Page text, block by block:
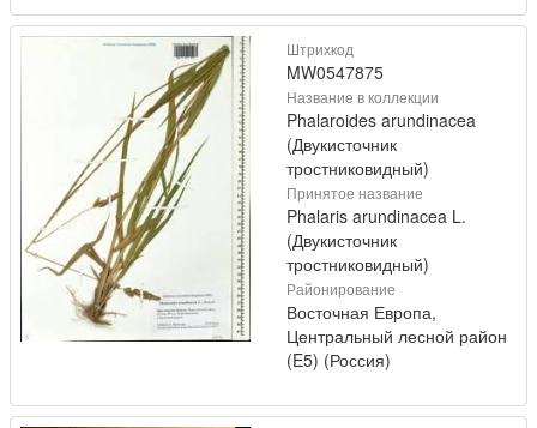
Штрихкод
MW0547875
Название в коллекции
Phalaroides arundinacea
(Двукисточник
тростниковидный)
Принятое название
Phalaris arundinacea L.
(Двукисточник
тростниковидный)
Районирование
Восточная Европа,
Центральный лесной район
(E5) (Россия)